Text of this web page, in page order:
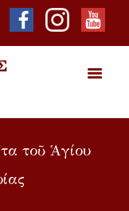
τοῦ Ἁγίου